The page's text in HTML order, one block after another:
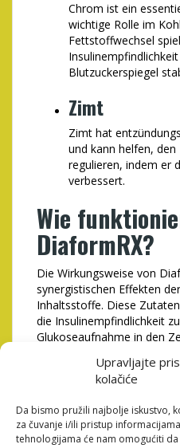
Upravljajte
kolačiće
Da bismo pružili najbolje iskustvo,
za čuvanje i/ili pristup
tehnologijama će nam omogućiti
Chrom ist ein
wichtige Rolle im
Fettstoffwechsel
Blutzuckerspiegel
Zimt
Zimt hat
und kann helfen,
regulieren, indem er
verbessert.
Wie
DiaformRX?
Die Wirkungsweise von
synergistischen Effekten
Inhaltsstoffe. Diese
die Insulinempfindlichkeit
Glukoseaufnahme in den
Regulierung des
dazu beitragen, den
Vorteile von